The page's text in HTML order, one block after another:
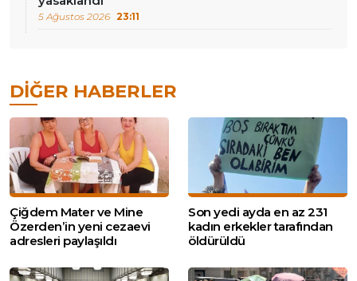
5 Ağustos 2026 23:11
DIĞER HABERLER
Çiğdem Mater ve Mine
Özerden’in yeni cezaevi
adresleri paylaşıldı
Son yedi ayda en az 231
kadın erkekler tarafından
öldürüldü